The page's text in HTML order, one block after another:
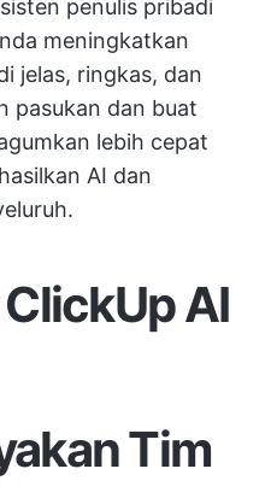
penulis pribadi
meningkatkan
jelas, ringkas, dan
pasukan dan buat
lebih cepat
AI dan
AI
Tim